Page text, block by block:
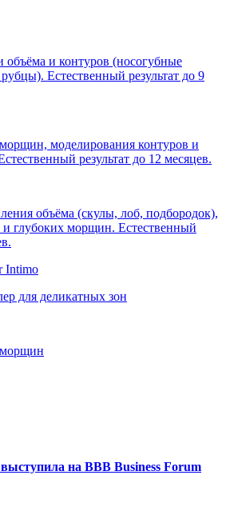
объёма и контуров (носогубные
Естественный результат до 9
моделирования контуров и
результат до 12 месяцев.
объёма (скулы, лоб, подбородок),
и глубоких морщин. Естественный
Intimo
для деликатных зон
на BBB Business Forum